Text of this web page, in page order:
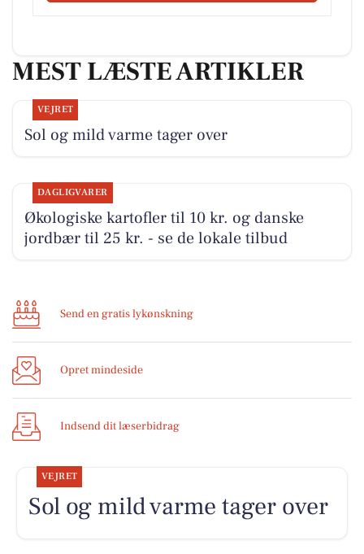
MEST LÆSTE ARTIKLER
VEJRET
Sol og mild varme tager over
DAGLIGVARER
Økologiske kartofler til 10 kr. og danske
jordbær til 25 kr. - se de lokale tilbud
Send en gratis lykønskning
Opret mindeside
Indsend dit læserbidrag
VEJRET
Sol og mild varme tager over